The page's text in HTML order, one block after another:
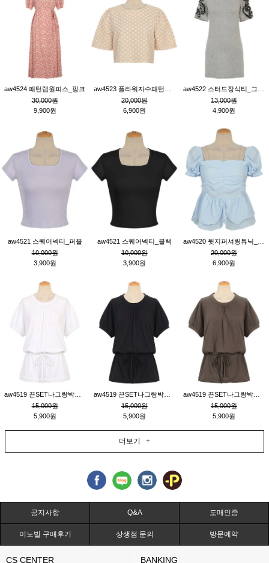
aw4524 패턴랩원피스_핑크
30,000원
9,900원
20,000원
6,900원
13,000원
4,900원
aw4521 스퀘어넥티_퍼플
10,000원
3,900원
aw4521 스퀘어넥티_블랙
10,000원
3,900원
20,000원
6,900원
15,000원
5,900원
15,000원
5,900원
15,000원
5,900원
더보기 +
공지사항 Q&A 도매인증
이노빌 구매후기 상생점 문의 방문예약
CS CENTER BANKING